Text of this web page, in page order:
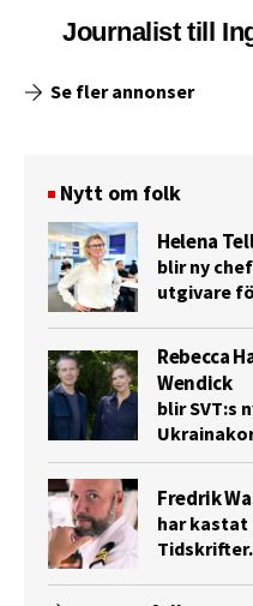
Journalist till
Se fler annonser
Nytt om folk
Helena
blir ny
utgivare
Rebecca
Wendick
blir SVT:s
Fredrik
har kastat
Tidskrifter.